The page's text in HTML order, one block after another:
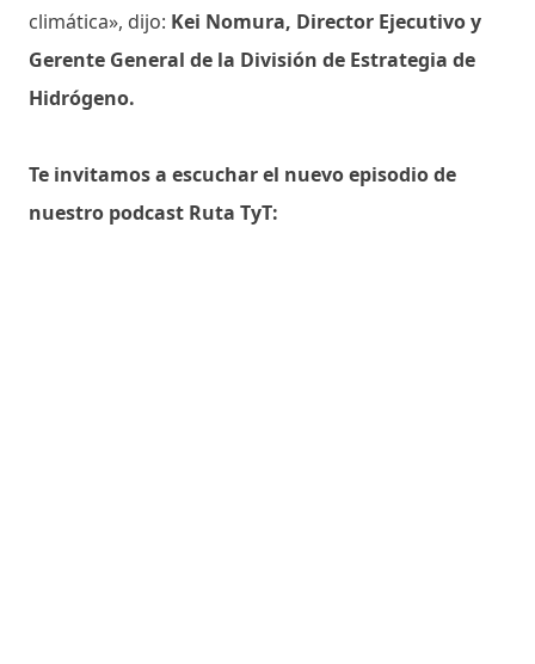
climática», dijo: Kei Nomura, Director Ejecutivo y
Gerente General de la División de Estrategia de
Hidrógeno.
Te invitamos a escuchar el nuevo episodio de
nuestro podcast Ruta TyT: